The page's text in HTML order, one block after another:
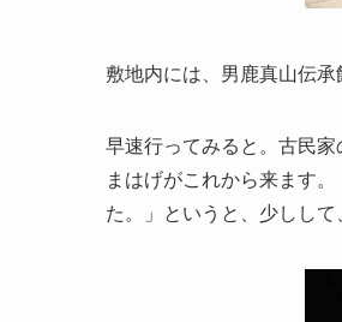
敷地内には、男鹿真山伝
早速行ってみると。古民
まはげがこれから来ます
た。」というと、少しし